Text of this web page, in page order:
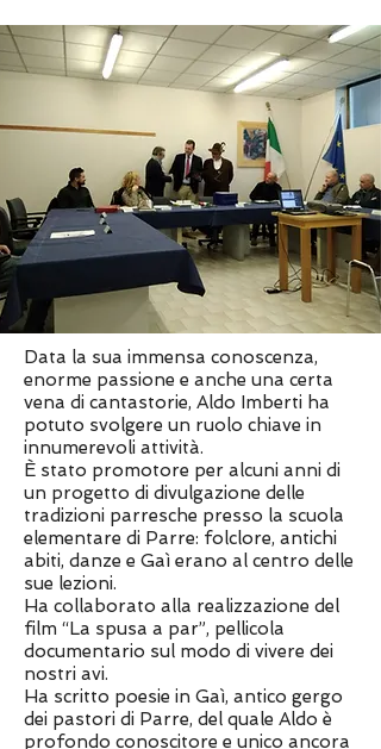
Data la sua immensa conoscenza,
enorme passione e anche una certa
vena di cantastorie, Aldo Imberti ha
potuto svolgere un ruolo chiave in
innumerevoli attività.
È stato promotore per alcuni anni di
un progetto di divulgazione delle
tradizioni parresche presso la scuola
elementare di Parre: folclore, antichi
abiti, danze e Gaì erano al centro delle
sue lezioni.
Ha collaborato alla realizzazione del
film “La spusa a par”, pellicola
documentario sul modo di vivere dei
nostri avi.
Ha scritto poesie in Gaì, antico gergo
dei pastori di Parre, del quale Aldo è
profondo conoscitore e unico ancora